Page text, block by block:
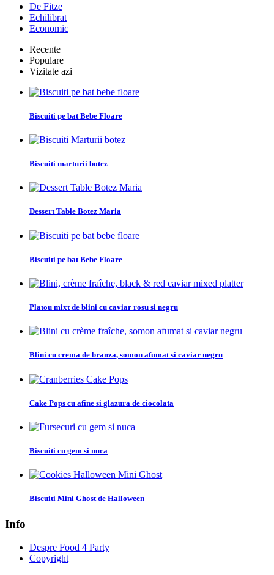
De Fitze
Echilibrat
Economic
Recente
Populare
Vizitate azi
Biscuiti pe bat Bebe Floare
Biscuiti marturii botez
Dessert Table Botez Maria
Biscuiti pe bat Bebe Floare
Platou mixt de blini cu caviar rosu si negru
Blini cu crema de branza, somon afumat si caviar negru
Cake Pops cu afine si glazura de ciocolata
Biscuiti cu gem si nuca
Biscuiti Mini Ghost de Halloween
Info
Despre Food 4 Party
Copyright